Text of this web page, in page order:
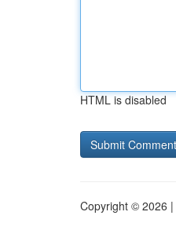
HTML is disabled
Copyright © 2026 |